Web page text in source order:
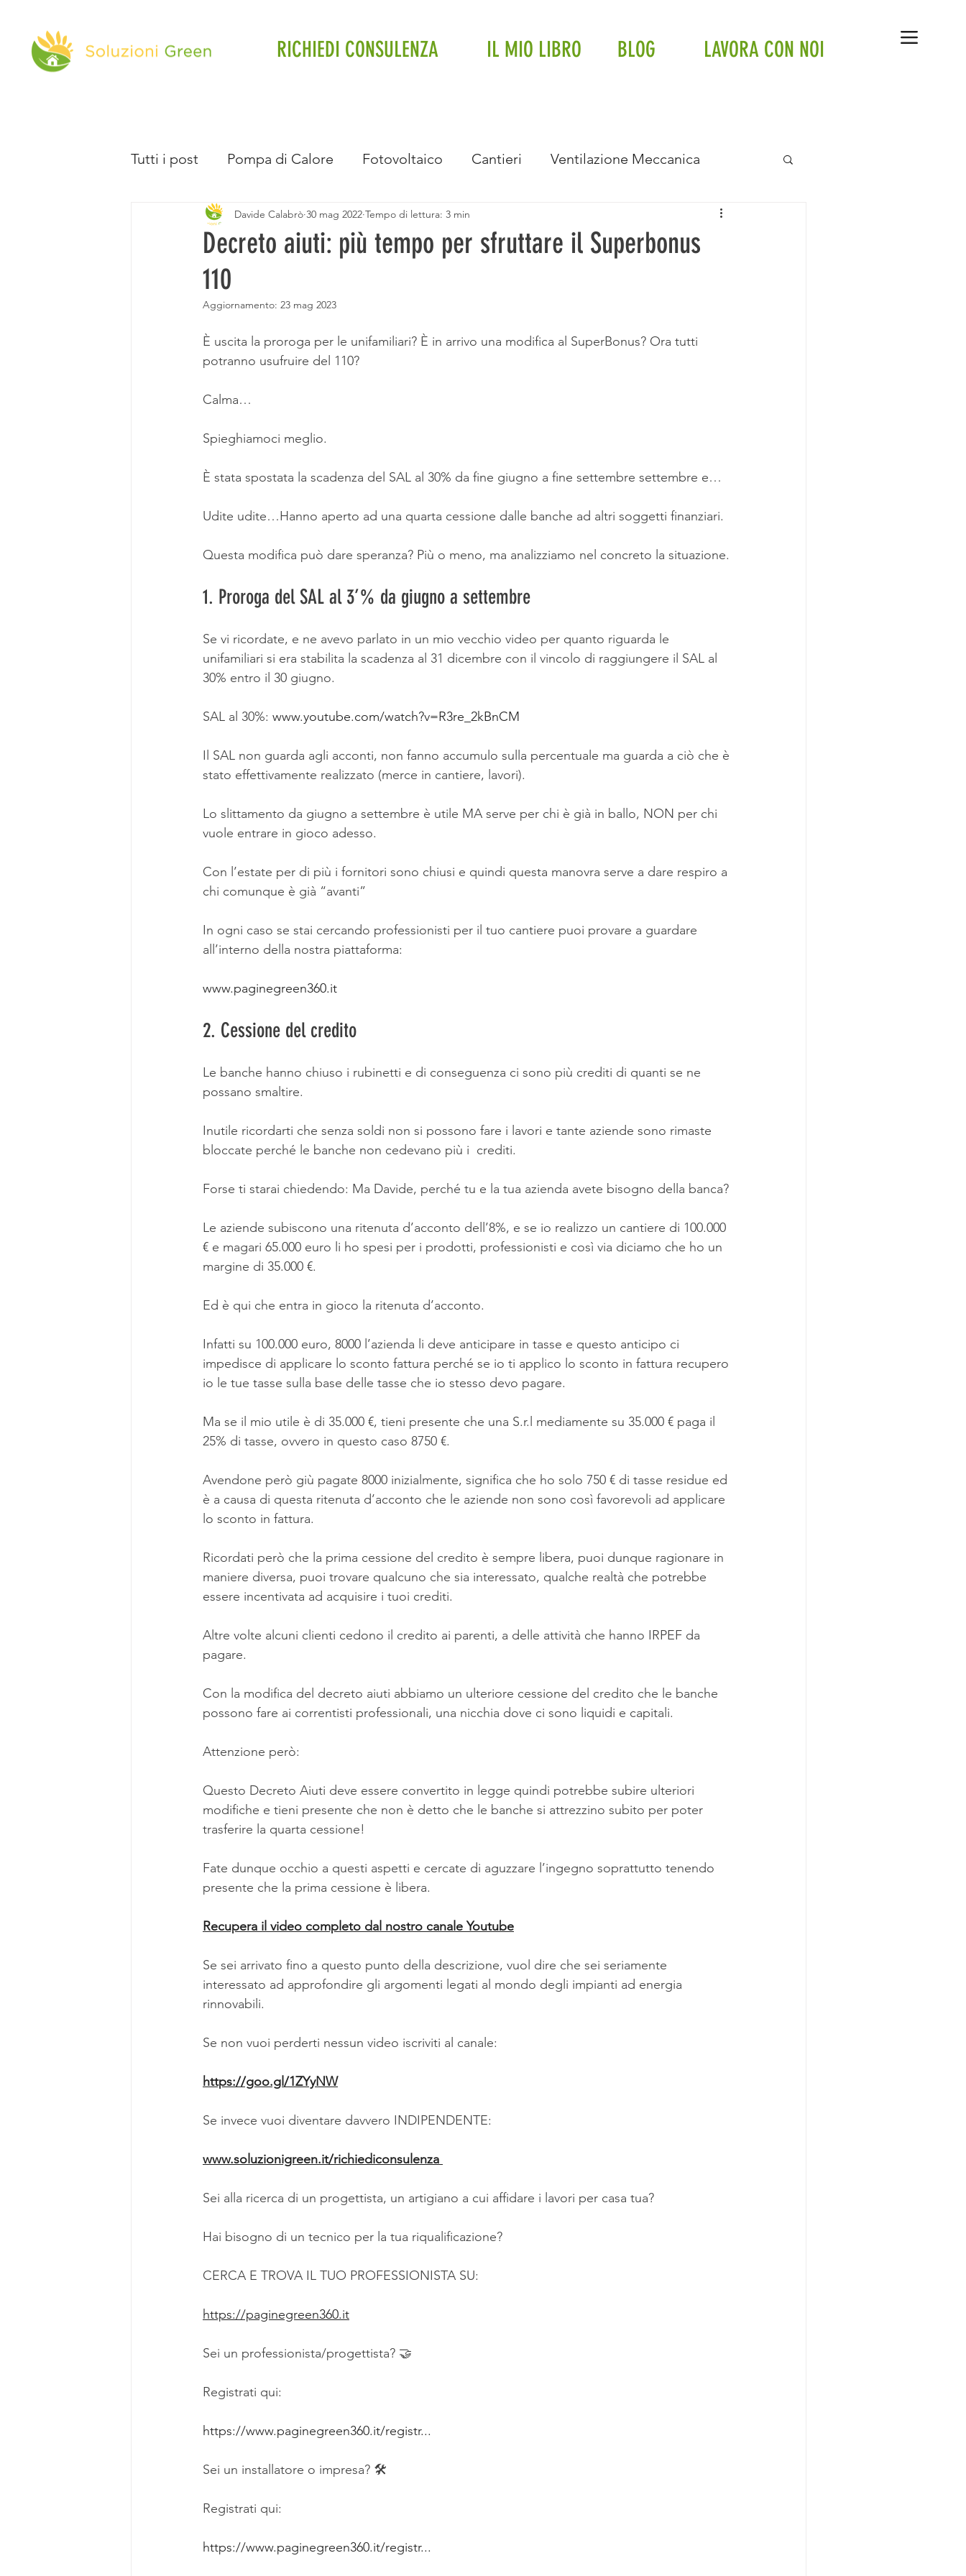
RICHIEDI CONSULENZA IL MIO LIBRO BLOG LAVORA CON NOI
Tutti i post Pompa di Calore Fotovoltaico Cantieri Ventilazione Meccanica
Direttiva Case Green Impianto a soffitto Fancoil Impianto a pavimento
Batteria d'Accumulo
Fancoil Interventi in condominio Bonus e Incentivi La Ristrutturazione di Casa Mia
Decreto aiuti: più tempo per sfruttare il Superbonus
110
Davide Calabrò 30 mag 2022 Tempo di lettura: 3 min
Aggiornamento: 23 mag 2023
È uscita la proroga per le unifamiliari? È in arrivo una modifica al SuperBonus? Ora tutti
potranno usufruire del 110?
Calma…
Spieghiamoci meglio.
È stata spostata la scadenza del SAL al 30% da fine giugno a fine settembre settembre e…
Udite udite…Hanno aperto ad una quarta cessione dalle banche ad altri soggetti finanziari.
Questa modifica può dare speranza? Più o meno, ma analizziamo nel concreto la situazione.
1. Proroga del SAL al 3’% da giugno a settembre
Se vi ricordate, e ne avevo parlato in un mio vecchio video per quanto riguarda le
unifamiliari si era stabilita la scadenza al 31 dicembre con il vincolo di raggiungere il SAL al
30% entro il 30 giugno.
SAL al 30%: www.youtube.com/watch?v=R3re_2kBnCM
Il SAL non guarda agli acconti, non fanno accumulo sulla percentuale ma guarda a ciò che è
stato effettivamente realizzato (merce in cantiere, lavori).
Lo slittamento da giugno a settembre è utile MA serve per chi è già in ballo, NON per chi
vuole entrare in gioco adesso.
Con l’estate per di più i fornitori sono chiusi e quindi questa manovra serve a dare respiro a
chi comunque è già “avanti”
In ogni caso se stai cercando professionisti per il tuo cantiere puoi provare a guardare
all’interno della nostra piattaforma:
www.paginegreen360.it
2. Cessione del credito
Le banche hanno chiuso i rubinetti e di conseguenza ci sono più crediti di quanti se ne
possano smaltire.
Inutile ricordarti che senza soldi non si possono fare i lavori e tante aziende sono rimaste
bloccate perché le banche non cedevano più i  crediti.
Forse ti starai chiedendo: Ma Davide, perché tu e la tua azienda avete bisogno della banca?
Le aziende subiscono una ritenuta d’acconto dell’8%, e se io realizzo un cantiere di 100.000
€ e magari 65.000 euro li ho spesi per i prodotti, professionisti e così via diciamo che ho un
margine di 35.000 €.
Ed è qui che entra in gioco la ritenuta d’acconto.
Infatti su 100.000 euro, 8000 l’azienda li deve anticipare in tasse e questo anticipo ci
impedisce di applicare lo sconto fattura perché se io ti applico lo sconto in fattura recupero
io le tue tasse sulla base delle tasse che io stesso devo pagare.
Ma se il mio utile è di 35.000 €, tieni presente che una S.r.l mediamente su 35.000 € paga il
25% di tasse, ovvero in questo caso 8750 €.
Avendone però giù pagate 8000 inizialmente, significa che ho solo 750 € di tasse residue ed
è a causa di questa ritenuta d’acconto che le aziende non sono così favorevoli ad applicare
lo sconto in fattura.
Ricordati però che la prima cessione del credito è sempre libera, puoi dunque ragionare in
maniere diversa, puoi trovare qualcuno che sia interessato, qualche realtà che potrebbe
essere incentivata ad acquisire i tuoi crediti.
Altre volte alcuni clienti cedono il credito ai parenti, a delle attività che hanno IRPEF da
pagare.
Con la modifica del decreto aiuti abbiamo un ulteriore cessione del credito che le banche
possono fare ai correntisti professionali, una nicchia dove ci sono liquidi e capitali.
Attenzione però:
Questo Decreto Aiuti deve essere convertito in legge quindi potrebbe subire ulteriori
modifiche e tieni presente che non è detto che le banche si attrezzino subito per poter
trasferire la quarta cessione!
Fate dunque occhio a questi aspetti e cercate di aguzzare l’ingegno soprattutto tenendo
presente che la prima cessione è libera.
Recupera il video completo dal nostro canale Youtube
Se sei arrivato fino a questo punto della descrizione, vuol dire che sei seriamente
interessato ad approfondire gli argomenti legati al mondo degli impianti ad energia
rinnovabili.
Se non vuoi perderti nessun video iscriviti al canale:
https://goo.gl/1ZYyNW
Se invece vuoi diventare davvero INDIPENDENTE:
www.soluzionigreen.it/richiediconsulenza
Sei alla ricerca di un progettista, un artigiano a cui affidare i lavori per casa tua?
Hai bisogno di un tecnico per la tua riqualificazione?
CERCA E TROVA IL TUO PROFESSIONISTA SU:
https://paginegreen360.it
Sei un professionista/progettista? 🤝
Registrati qui:
https://www.paginegreen360.it/registr...
Sei un installatore o impresa? 🛠
Registrati qui:
https://www.paginegreen360.it/registr...